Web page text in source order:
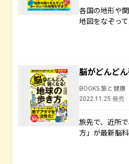
各国の地形や
地図をなぞっ
脳がどんど
BOOKS 旅と健康
2022.11.25 発売
旅先で、近所
方」が最新脳